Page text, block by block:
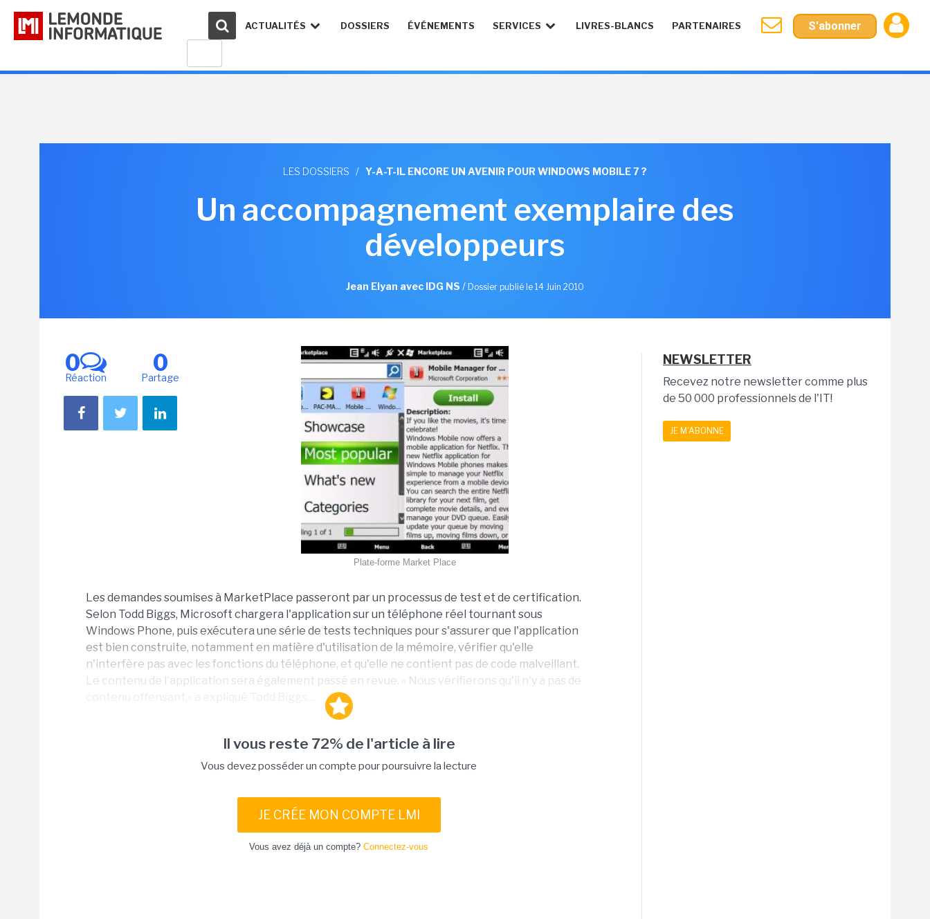
ACTUALITÉS DOSSIERS ÉVÉNEMENTS SERVICES LIVRES-BLANCS PARTENAIRES S'abonner
LES DOSSIERS / Y-A-T-IL ENCORE UN AVENIR POUR WINDOWS MOBILE 7 ?
Un accompagnement exemplaire des
développeurs
Jean Elyan avec IDG NS / Dossier publié le 14 Juin 2010
0
Réaction
0
Partage
Plate-forme Market Place
Les demandes soumises à MarketPlace passeront par un processus de test et de certification.
Selon Todd Biggs, Microsoft chargera l'application sur un téléphone réel tournant sous
Windows Phone, puis exécutera une série de tests techniques pour s'assurer que l'application
est bien construite, notamment en matière d'utilisation de la mémoire, vérifier qu'elle
n'interfère pas avec les fonctions du téléphone, et qu'elle ne contient pas de code malveillant.
Le contenu de l'application sera également passé en revue. « Nous vérifierons qu'il n'y a pas de
Il vous reste 72% de l'article à lire
Vous devez posséder un compte pour poursuivre la lecture
JE CRÉE MON COMPTE LMI
Vous avez déjà un compte? Connectez-vous
NEWSLETTER
Recevez notre newsletter comme plus
de 50 000 professionnels de l'IT!
JE M'ABONNE